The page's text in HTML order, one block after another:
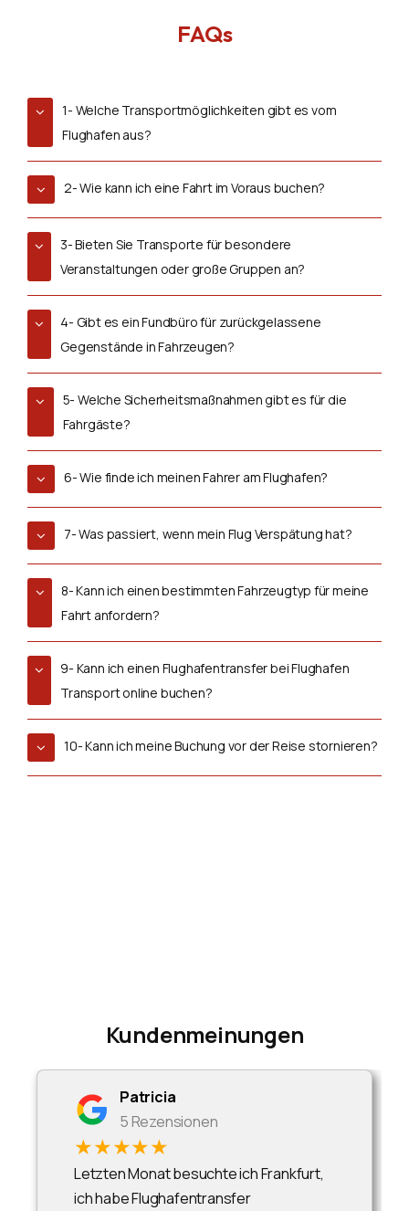
FAQs
1- Welche Transportmöglichkeiten gibt es vom
Flughafen aus?
2- Wie kann ich eine Fahrt im Voraus buchen?
3- Bieten Sie Transporte für besondere
Veranstaltungen oder große Gruppen an?
4- Gibt es ein Fundbüro für zurückgelassene
Gegenstände in Fahrzeugen?
5- Welche Sicherheitsmaßnahmen gibt es für die
Fahrgäste?
6- Wie finde ich meinen Fahrer am Flughafen?
7- Was passiert, wenn mein Flug Verspätung hat?
8- Kann ich einen bestimmten Fahrzeugtyp für meine
Fahrt anfordern?
9- Kann ich einen Flughafentransfer bei Flughafen
Transport online buchen?
10- Kann ich meine Buchung vor der Reise stornieren?
Kundenmeinungen
Patricia
5 Rezensionen
★★★★★
Letzten Monat besuchte ich Frankfurt,
ich habe Flughafentransfer